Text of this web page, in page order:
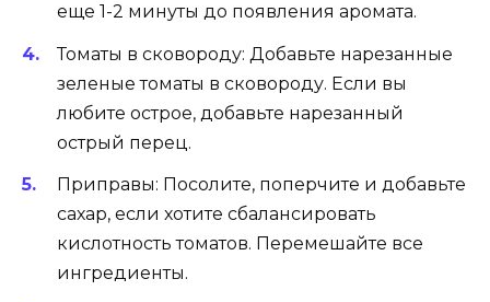
еще 1-2 минуты до появления аромата.
Томаты в сковороду: Добавьте нарезанные
зеленые томаты в сковороду. Если вы
любите острое, добавьте нарезанный
острый перец.
Приправы: Посолите, поперчите и добавьте
сахар, если хотите сбалансировать
кислотность томатов. Перемешайте все
ингредиенты.